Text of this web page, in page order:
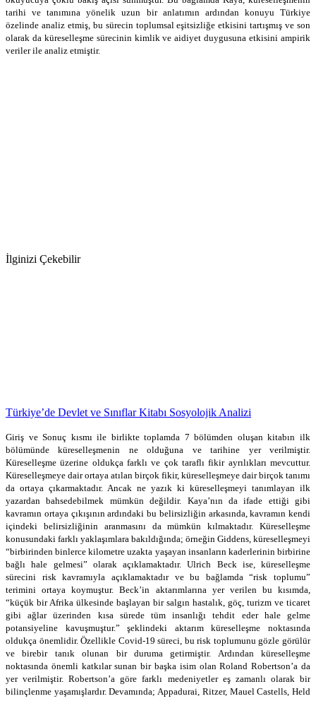
tarihi ve tanımına yönelik uzun bir anlatımın ardından konuyu Türkiye
özelinde analiz etmiş, bu sürecin toplumsal eşitsizliğe etkisini tartışmış ve son
olarak da küreselleşme sürecinin kimlik ve aidiyet duygusuna etkisini ampirik
veriler ile analiz etmiştir.
İlginizi Çekebilir
Türkiye’de Devlet ve Sınıflar Kitabı Sosyolojik Analizi
Giriş ve Sonuç kısmı ile birlikte toplamda 7 bölümden oluşan kitabın ilk
bölümünde küreselleşmenin ne olduğuna ve tarihine yer verilmiştir.
Küreselleşme üzerine oldukça farklı ve çok taraflı fikir ayrılıkları mevcuttur.
Küreselleşmeye dair ortaya atılan birçok fikir, küreselleşmeye dair birçok tanımı
da ortaya çıkarmaktadır. Ancak ne yazık ki küreselleşmeyi tanımlayan ilk
yazardan bahsedebilmek mümkün değildir. Kaya’nın da ifade ettiği gibi
kavramın ortaya çıkışının ardındaki bu belirsizliğin arkasında, kavramın kendi
içindeki belirsizliğinin aranmasını da mümkün kılmaktadır. Küreselleşme
konusundaki farklı yaklaşımlara bakıldığında; örneğin Giddens, küreselleşmeyi
“birbirinden binlerce kilometre uzakta yaşayan insanların kaderlerinin birbirine
bağlı hale gelmesi” olarak açıklamaktadır. Ulrich Beck ise, küreselleşme
sürecini risk kavramıyla açıklamaktadır ve bu bağlamda “risk toplumu”
terimini ortaya koymuştur. Beck’in aktarımlarına yer verilen bu kısımda,
“küçük bir Afrika ülkesinde başlayan bir salgın hastalık, göç, turizm ve ticaret
gibi ağlar üzerinden kısa sürede tüm insanlığı tehdit eder hale gelme
potansiyeline kavuşmuştur.” şeklindeki aktarım küreselleşme noktasında
oldukça önemlidir. Özellikle Covid-19 süreci, bu risk toplumunu gözle görülür
ve birebir tanık olunan bir duruma getirmiştir. Ardından küreselleşme
noktasında önemli katkılar sunan bir başka isim olan Roland Robertson’a da
yer verilmiştir. Robertson’a göre farklı medeniyetler eş zamanlı olarak bir
bilinçlenme yaşamışlardır. Devamında; Appadurai, Ritzer, Mauel Castells, Held